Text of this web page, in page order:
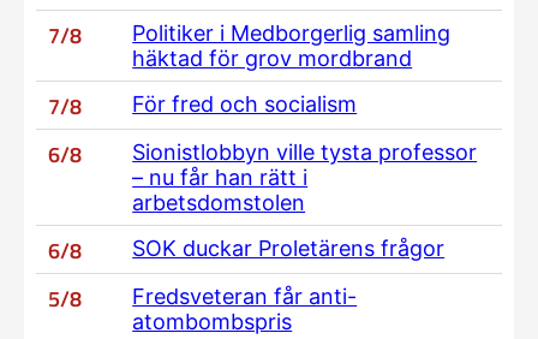
7/8
Politiker i Medborgerlig samling
häktad för grov mordbrand
7/8 För fred och socialism
6/8
Sionistlobbyn ville tysta professor
– nu får han rätt i
arbetsdomstolen
6/8 SOK duckar Proletärens frågor
5/8
Fredsveteran får anti-
atombombspris